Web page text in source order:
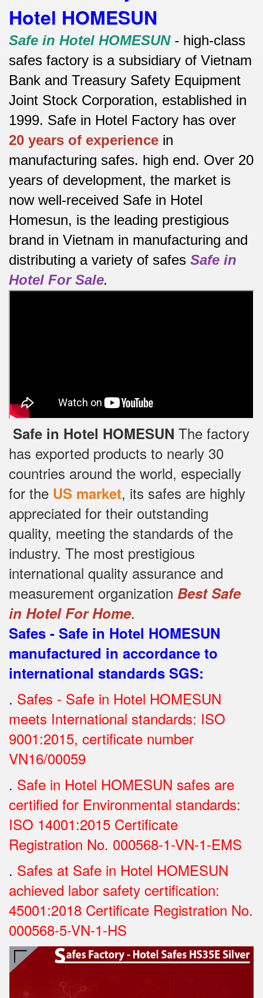
Hotel HOMESUN
Safe in Hotel HOMESUN- high-class
safes factory is a subsidiary of Vietnam
Bank and Treasury Safety Equipment
Joint Stock Corporation, established in
1999. Safe in Hotel Factory has over
20 years of experience in
manufacturing safes. high end. Over 20
years of development, the market is
now well-received Safe in Hotel
Homesun, is the leading prestigious
brand in Vietnam in manufacturing and
distributing a variety of safes Safe in
Hotel For Sale.
Safe in Hotel HOMESUN The factory
has exported products to nearly 30
countries around the world, especially
for the US market, its safes are highly
appreciated for their outstanding
quality, meeting the standards of the
industry. The most prestigious
international quality assurance and
measurement organization Best Safe
in Hotel For Home.
Safes - Safe in Hotel HOMESUN
manufactured in accordance to
international standards SGS:
. Safes - Safe in Hotel HOMESUN
meets International standards: ISO
9001:2015, certificate number
VN16/00059
. Safe in Hotel HOMESUN safes are
certified for Environmental standards:
ISO 14001:2015 Certificate
Registration No. 000568-1-VN-1-EMS
. Safes at Safe in Hotel HOMESUN
achieved labor safety certification:
45001:2018 Certificate Registration No.
000568-5-VN-1-HS